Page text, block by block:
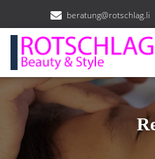
beratung@rotschlag.li